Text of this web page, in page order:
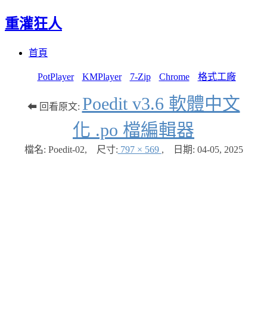
重灌狂人
首頁
PotPlayer KMPlayer 7-Zip Chrome 格式工廠
⬅ 回看原文: Poedit v3.6 軟體中文
化 .po 檔編輯器
檔名: Poedit-02, 尺寸: 797 × 569 , 日期: 04-05, 2025